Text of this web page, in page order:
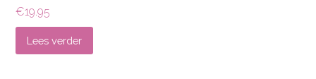
€19.95
Lees verder